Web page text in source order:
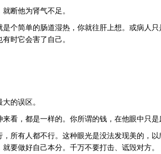
断他为肾气不足。
个简单的肠道湿热，你就往肝上想。或病人
时它会害了自己。
的误区。
看，都是一样的。你所谓的钱，在他眼中只是
所有人都不行。这种眼光是没法发现美的，
要做好自己本分。千万不要打击、诋毁对方。